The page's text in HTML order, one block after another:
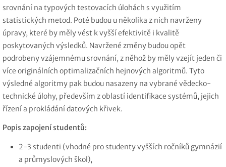
srovnání na typových testovacích úlohách s využitím
statistických metod. Poté budou u několika z nich navrženy
úpravy, které by měly vést k vyšší efektivitě i kvalitě
poskytovaných výsledků. Navržené změny budou opět
podrobeny vzájemnému srovnání, z něhož by měly vzejít jeden či
více originálních optimalizačních hejnových algoritmů. Tyto
výsledné algoritmy pak budou nasazeny na vybrané vědecko-
technické úlohy, především z oblastí identifikace systémů, jejich
řízení a prokládání datových křivek.
Popis zapojení studentů:
2-3 studenti (vhodné pro studenty vyšších ročníků gymnázií
a průmyslových škol),